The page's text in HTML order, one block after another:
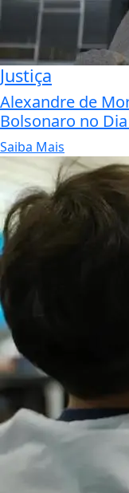
Justiça
Alexandre de
Bolsonaro no
Saiba Mais